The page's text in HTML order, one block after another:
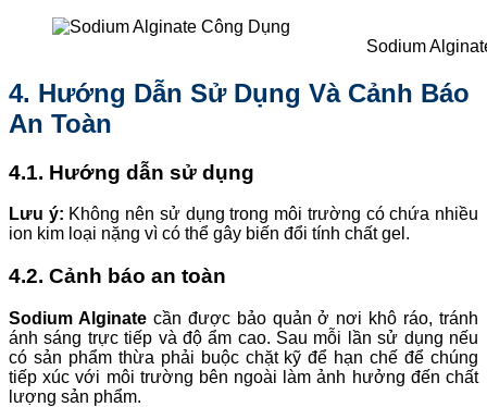
Sodium
4. Hướng Dẫn Sử Dụng Và Cảnh Báo
An Toàn
4.1. Hướng dẫn sử dụng
Lưu ý: Không nên sử dụng trong môi trường có chứa nhiều
ion kim loại nặng vì có thể gây biến đổi tính chất gel.
4.2. Cảnh báo an toàn
Sodium Alginatecần được bảo quản ở nơi khô ráo, tránh
ánh sáng trực tiếp và độ ẩm cao. Sau mỗi lần sử dụng nếu
có sản phẩm thừa phải buộc chặt kỹ để hạn chế để chúng
tiếp xúc với môi trường bên ngoài làm ảnh hưởng đến chất
lượng sản phẩm.